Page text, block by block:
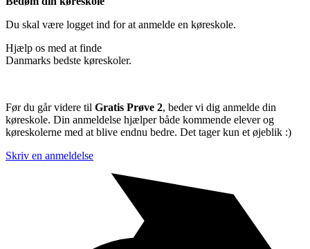
Du skal være logget ind for at anmelde en køreskole.
Hjælp os med at finde
Danmarks bedste køreskoler.
Før du går videre til Gratis Prøve 2, beder vi dig anmelde din
køreskole. Din anmeldelse hjælper både kommende elever og
køreskolerne med at blive endnu bedre. Det tager kun et øjeblik :)
Skriv en anmeldelse